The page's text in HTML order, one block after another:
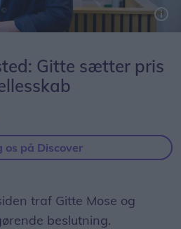
Gitte sætter pris
os på Discover
traf Gitte Mose og
beslutning.